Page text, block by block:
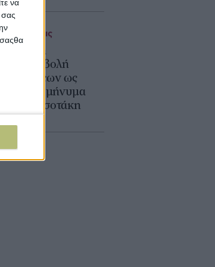
να
σας
σαςθα
Στόχος η
προκαταβολή
ενισχύσεων ως
31/10 το μήνυμα
του Μητσοτάκη
Επιδοτήσεις